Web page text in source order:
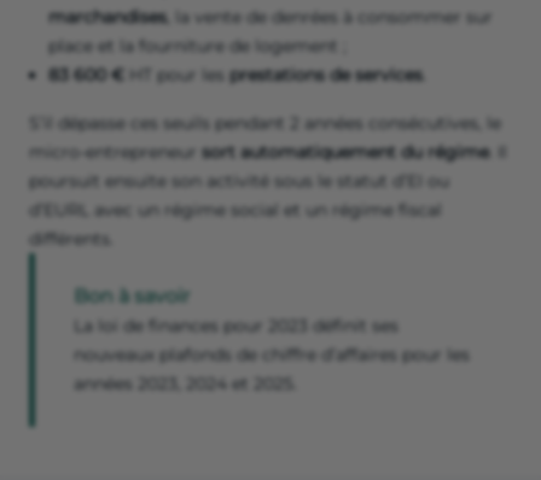
marchandises, la vente de denrées à consommer sur
place et la fourniture de logement ;
83 600 € HT pour les prestations de services.
S’il dépasse ces seuils pendant 2 années consécutives, le
micro-entrepreneur sort automatiquement du régime. Il
poursuit ensuite son activité sous le statut d’EI ou
d’EURL avec un régime social et un régime fiscal
différents.
Bon à savoir
La loi de finances pour 2023 définit ses
nouveaux plafonds de chiffre d’affaires pour les
années 2023, 2024 et 2025.